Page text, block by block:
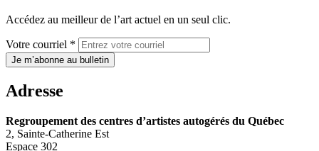
Accédez au meilleur de l’art actuel en un seul clic.
Votre courriel *
Je m’abonne au bulletin
Adresse
Regroupement des centres d’artistes autogérés du Québec
2, Sainte-Catherine Est
Espace 302